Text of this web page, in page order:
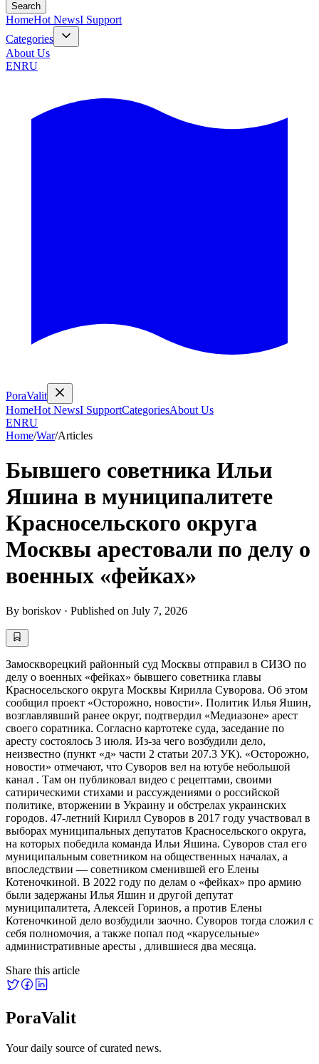
Search
HomeHot NewsI Support
Categories
About Us
ENRU
PoraValit
HomeHot NewsI SupportCategoriesAbout Us
ENRU
Home/War/Articles
Бывшего советника Ильи
Яшина в муниципалитете
Красносельского округа
Москвы арестовали по делу о
военных «фейках»
By boriskov · Published on July 7, 2026
Замоскворецкий районный суд Москвы отправил в СИЗО по
делу о военных «фейках» бывшего советника главы
Красносельского округа Москвы Кирилла Суворова. Об этом
сообщил проект «Осторожно, новости». Политик Илья Яшин,
возглавлявший ранее округ, подтвердил «Медиазоне» арест
своего соратника. Согласно картотеке суда, заседание по
аресту состоялось 3 июля. Из-за чего возбудили дело,
неизвестно (пункт «д» части 2 статьи 207.3 УК). «Осторожно,
новости» отмечают, что Суворов вел на ютубе небольшой
канал . Там он публиковал видео с рецептами, своими
сатирическими стихами и рассуждениями о российской
политике, вторжении в Украину и обстрелах украинских
городов. 47-летний Кирилл Суворов в 2017 году участвовал в
выборах муниципальных депутатов Красносельского округа,
на которых победила команда Ильи Яшина. Суворов стал его
муниципальным советником на общественных началах, а
впоследствии — советником сменившей его Елены
Котеночкиной. В 2022 году по делам о «фейках» про армию
были задержаны Илья Яшин и другой депутат
муниципалитета, Алексей Горинов, а против Елены
Котеночкиной дело возбудили заочно. Суворов тогда сложил с
себя полномочия, а также попал под «карусельные»
административные аресты , длившиеся два месяца.
Share this article
PoraValit
Your daily source of curated news.